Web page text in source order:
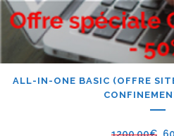
ALL-IN-ONE BASIC (OFFRE